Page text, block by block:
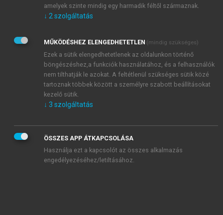
Kérek értesítést a MeRSZ újdonságairól, akcióiról.
Kérek értesítést az Akadémiai Kiadó Zrt. újdonságairól,
Adatkezelési tájékoztatóbanfoglaltakat tudomásul
veszem és elfogadom.
Általános vásárlási feltételeket, valamint a szotar.netés a
mersz.huoldalak licencszerződéseiben foglaltakat
tudomásul veszem és elfogadom.
KIPRÓBÁLOM
amelyek szinte mindig egy harmadik féltől származnak.
↓ 2 szolgáltatás
MŰKÖDÉSHEZ ELENGEDHETETLEN (mindig szükséges)
Ezek a sütik elengedhetetlenek az oldalunkon történő
böngészéshez,a funkciók használatához, és a felhasználók
nem tilthatják le azokat. A feltétlenül szükséges sütik közé
tartoznak többek között a személyre szabott beállításokat
kezelő sütik.
↓ 3 szolgáltatás
ÖSSZES APP ÁTKAPCSOLÁSA
Használja ezt a kapcsolót az összes alkalmazás
engedélyezéséhez/letiltásához.